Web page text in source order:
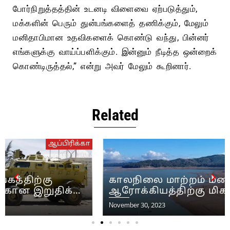
போர்நிறுத்தத்தின் உடனடி விளைவை ஏற்படுத்தும்,
மக்களின் பெரும் துன்பங்களைத் தணிக்கும், மேலும்
மனிதாபிமான உதவிகளைக் கொண்டு வந்து, பின்னர்
எங்களுக்கு வாய்ப்பளிக்கும். இன்னும் நீடித்த ஒன்றைக்
கொண்டிருத்தல்,” என்று அவர் மேலும் கூறினார்.
Related
காலநிலை மாற்றம் மனித
ஆரோக்கியத்திற்கு மிகப்பெரிய ஆபத்து
என்று ஆப்பிரிக்காவின் பொது சுகாதார
நிறுவனம் கூறுகிறது
November 30, 2023